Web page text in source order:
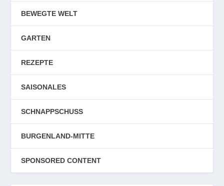
BEWEGTE WELT
GARTEN
REZEPTE
SAISONALES
SCHNAPPSCHUSS
BURGENLAND-MITTE
SPONSORED CONTENT